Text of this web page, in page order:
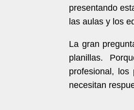
presentando
las aulas y los
La gran
planillas.
profesional,
necesitan